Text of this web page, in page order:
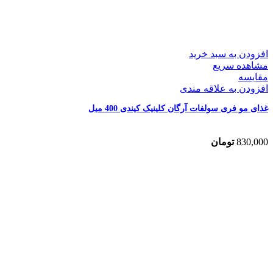
افزودن به سبد خرید
مشاهده سریع
مقایسه
افزودن به علاقه مندی
غذای مو فری سولفات آرگان کلینیک کیندی 400 میل
830,000 تومان